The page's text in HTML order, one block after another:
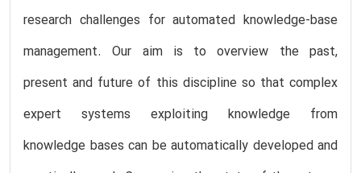
research challenges for automated knowledge-base
management. Our aim is to overview the past,
present and future of this discipline so that complex
expert systems exploiting knowledge from
knowledge bases can be automatically developed and